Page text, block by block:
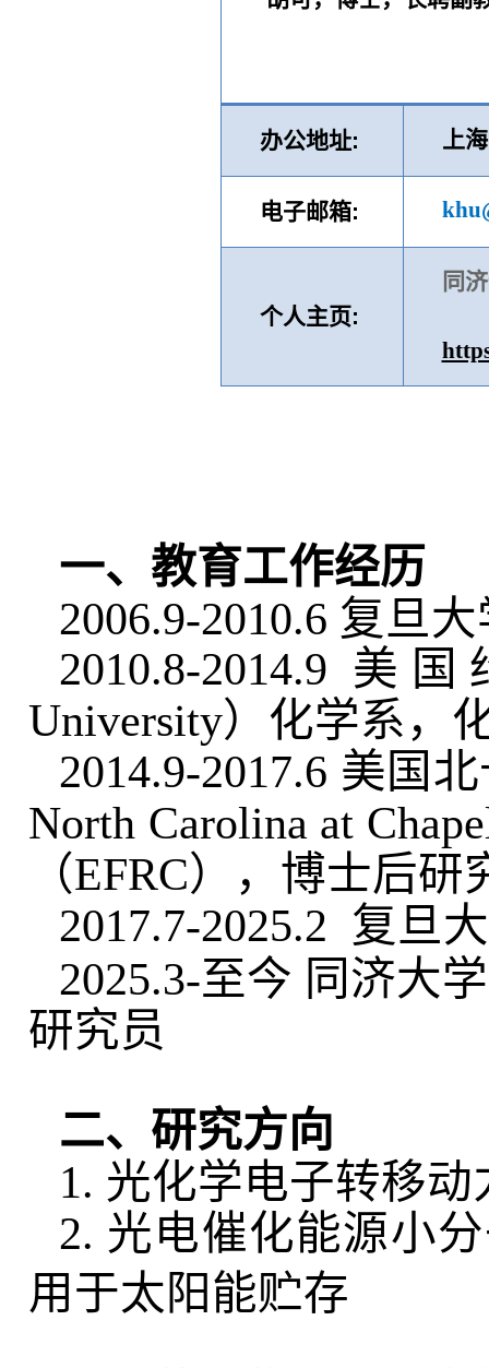
办公地址: 上
电子邮箱:
个人主页:
同
一、教育工作经历
2006.9-2010.6 复旦
2010.8-2014.9 美
University）化学系，
2014.9-2017.6 美国
North Carolina at
（EFRC），博士后研
2017.7-2025.2 复旦
2025.3-至今 同济大
研究员
二、研究方向
1. 光化学电子转移
2. 光电催化能源小
用于太阳能贮存